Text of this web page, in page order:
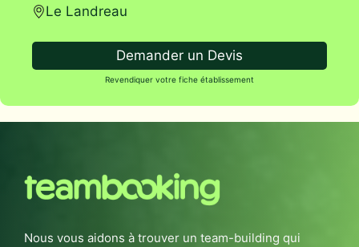
Le Landreau
Demander un Devis
Revendiquer votre fiche établissement
Nous vous aidons à trouver un team-building qui